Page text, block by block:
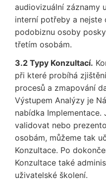
audiovizuální záznamy
interní potřeby a
podobiznu osoby
třetím osobám.
3.2 Typy Konzultací.
při které probíhá
procesů a zmapování
Výstupem Analýzy je
nabídka
validovat nebo
osobám, můžeme tak
Konzultace. Po
Konzultace také
uživatelské školení.